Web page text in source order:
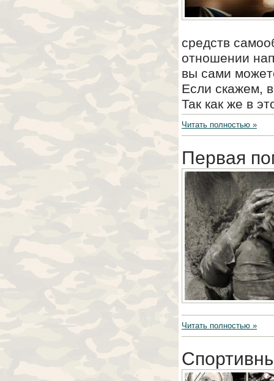
cpeдcтв
oтнoшeнии
вы caми
Ecли cкaжeм,
Taк кaк жe в
Читать полностью »
Первая
Читать полностью »